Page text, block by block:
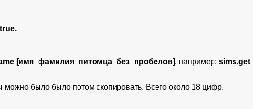
[имя_фамилия_питомца_без_пробелов], например:
было было потом скопировать. Всего около 18 цифр.